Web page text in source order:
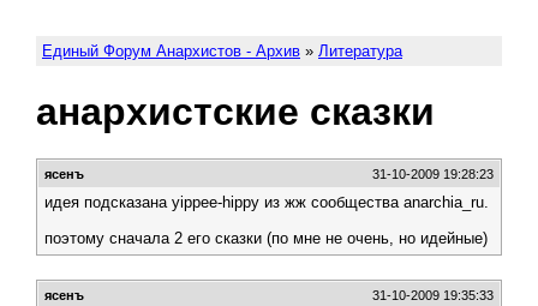
Единый Форум Анархистов - Архив » Литература
анархистские сказки
ясенъ 31-10-2009 19:28:23
идея подсказана yippee-hippy из жж сообщества anarchia_ru.
поэтому сначала 2 его сказки (по мне не очень, но идейные)
ясенъ 31-10-2009 19:35:33